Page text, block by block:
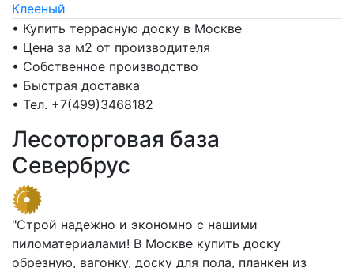
Клееный
• Купить террасную доску в Москве
• Цена за м2 от производителя
• Собственное производство
• Быстрая доставка
• Тел. +7(499)3468182
Лесоторговая база
Севербрус
"Строй надежно и экономно с нашими
пиломатериалами! В Москве купить доску
обрезную, вагонку, доску для пола, планкен из